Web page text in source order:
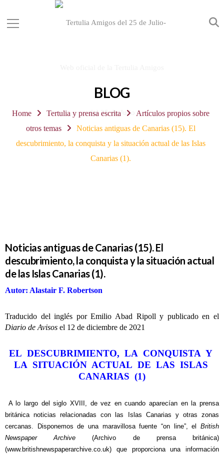
BLOG
Home Tertulia y prensa escrita
Artículos propios sobre
otros temas
Noticias antiguas de Canarias (15). El
descubrimiento, la conquista y la situación actual de las Islas
Canarias (1).
Noticias antiguas de Canarias (15). El
descubrimiento, la conquista y la situación actual
de las Islas Canarias (1).
Autor: Alastair F. Robertson
Traducido del inglés por Emilio Abad Ripoll y publicado en el
Diario de Avisos el 12 de diciembre de 2021
EL DESCUBRIMIENTO, LA CONQUISTA Y
LA SITUACIÓN ACTUAL DE LAS ISLAS
CANARIAS (1)
A lo largo del siglo XVIII, de vez en cuando aparecían en la prensa
británica noticias relacionadas con las Islas Canarias y otras zonas
cercanas. Disponemos de una maravillosa fuente “on line”, el British
Newspaper Archive (Archivo de prensa británica)
(www.britishnewspaperarchive.co.uk) que proporciona una información